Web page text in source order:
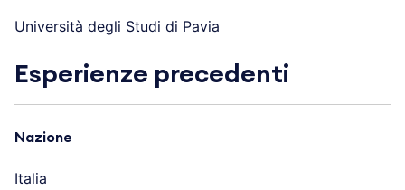
Università degli Studi di Pavia
Esperienze precedenti
Nazione
Italia